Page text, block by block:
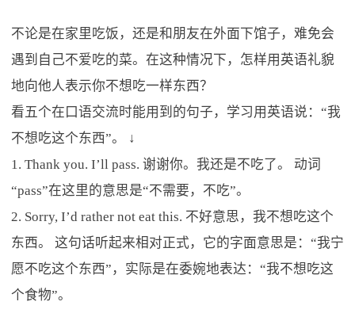
不论是在家里吃饭，还是和朋友在外面下馆子，难免会
遇到自己不爱吃的菜。在这种情况下，怎样用英语礼貌
地向他人表示你不想吃一样东西？
看五个在口语交流时能用到的句子，学习用英语说：“我
不想吃这个东西”。 ↓
1. Thank you. I’ll pass. 谢谢你。我还是不吃了。 动词
“pass”在这里的意思是“不需要，不吃”。
2. Sorry, I’d rather not eat this. 不好意思，我不想吃这个
东西。 这句话听起来相对正式，它的字面意思是：“我宁
愿不吃这个东西”，实际是在委婉地表达：“我不想吃这
个食物”。